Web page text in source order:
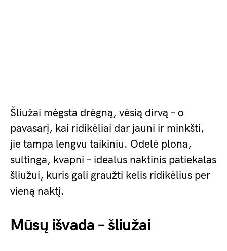
Šliužai mėgsta drėgną, vėsią dirvą – o
pavasarį, kai ridikėliai dar jauni ir minkšti,
jie tampa lengvu taikiniu. Odelė plona,
sultinga, kvapni – idealus naktinis patiekalas
šliužui, kuris gali graužti kelis ridikėlius per
vieną naktį.
Mūsų išvada – šliužai